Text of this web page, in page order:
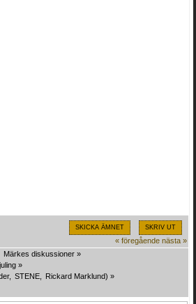
SKICKA ÄMNET SKRIV UT
« föregående nästa »
Märkes diskussioner »
»
, STENE Rickard Marklund) »